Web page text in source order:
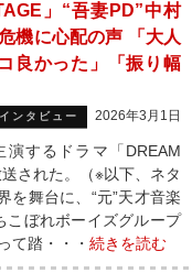
」“吾妻PD”中村
機に心配の声 「大人
良かった」「振り幅
ンタビュー 2026年3月1日
するドラマ「DREAM
された。（※以下、ネタ
舞台に、“元”天才音楽
こぼれボーイズグループ
て踏・・・ 続きを読む